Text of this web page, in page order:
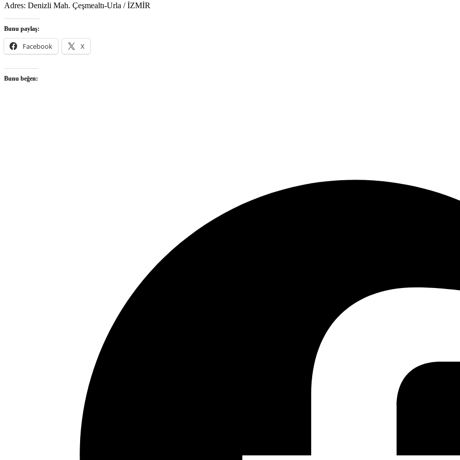
Adres: Denizli Mah. Çeşmealtı-Urla / İZMİR
Bunu paylaş:
Facebook X
Bunu beğen: